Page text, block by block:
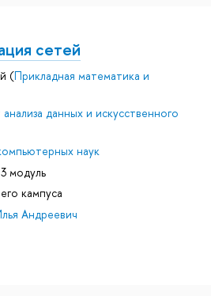
сетей
(Прикладная математика и
данных и искусственного
наук
модуль
кампуса
Андреевич